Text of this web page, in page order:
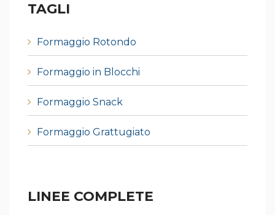
TAGLI
Formaggio Rotondo
Formaggio in Blocchi
Formaggio Snack
Formaggio Grattugiato
LINEE COMPLETE